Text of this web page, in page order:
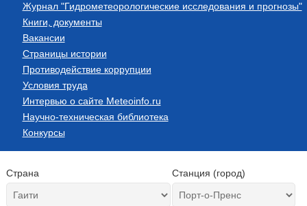
Журнал "Гидрометеорологические исследования и прогнозы"
Книги, документы
Вакансии
Страницы истории
Противодействие коррупции
Условия труда
Интервью о сайте Meteoinfo.ru
Научно-техническая библиотека
Конкурсы
Страна Станция (город)